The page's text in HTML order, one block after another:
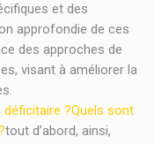
et des
approfondie de ces
des approches de
visant à améliorer la
déficitaire ?Quels sont
tout d’abord, ainsi,